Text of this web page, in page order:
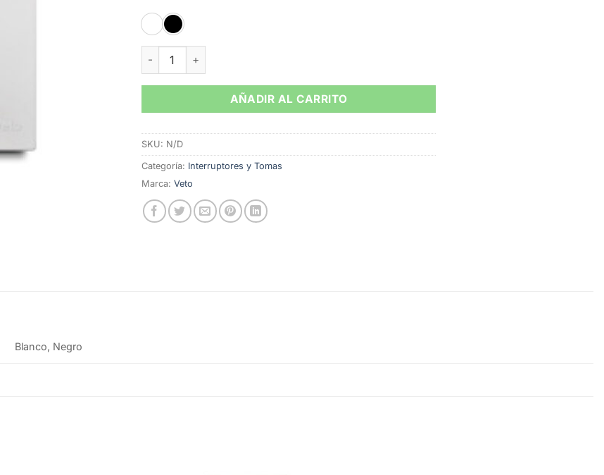
Conmutador Sencillo Plura Veto cantidad
AÑADIR AL CARRITO
SKU: N/D
Categoría: Interruptores y Tomas
Marca: Veto
Blanco, Negro